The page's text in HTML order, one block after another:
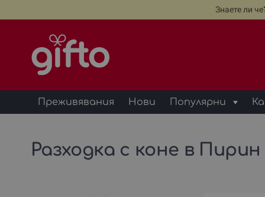
Знаете ли
Преживявания Нови Популярни
Разходка с коне в Пирин